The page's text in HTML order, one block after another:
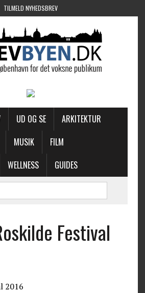
TILMELD NYHEDSBREV
UD OG SE
ARKITEKTUR
MUSIK
FILM
WELLNESS GUIDES
Festival